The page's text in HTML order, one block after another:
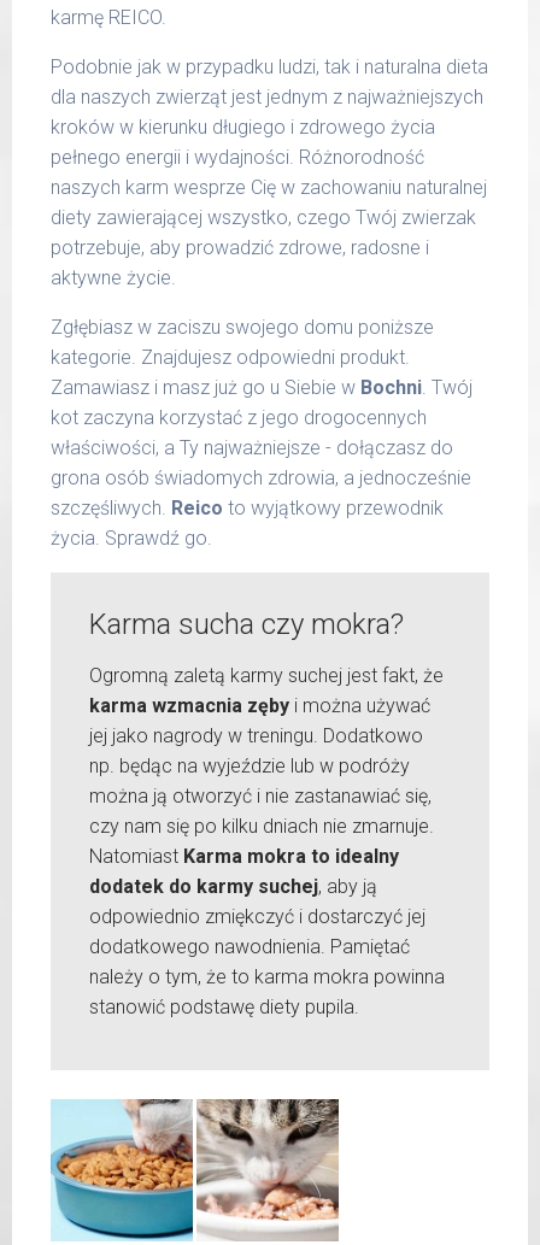
karmę REICO.
Podobnie jak w przypadku ludzi, tak i naturalna dieta
dla naszych zwierząt jest jednym z najważniejszych
kroków w kierunku długiego i zdrowego życia
pełnego energii i wydajności. Różnorodność
naszych karm wesprze Cię w zachowaniu naturalnej
diety zawierającej wszystko, czego Twój zwierzak
potrzebuje, aby prowadzić zdrowe, radosne i
aktywne życie.
Zgłębiasz w zaciszu swojego domu poniższe
kategorie. Znajdujesz odpowiedni produkt.
Zamawiasz i masz już go u Siebie w Bochni. Twój
kot zaczyna korzystać z jego drogocennych
właściwości, a Ty najważniejsze - dołączasz do
grona osób świadomych zdrowia, a jednocześnie
szczęśliwych. Reico to wyjątkowy przewodnik
życia. Sprawdź go.
Karma sucha czy mokra?
Ogromną zaletą karmy suchej jest fakt, że
karma wzmacnia zęby i można używać
jej jako nagrody w treningu. Dodatkowo
np. będąc na wyjeździe lub w podróży
można ją otworzyć i nie zastanawiać się,
czy nam się po kilku dniach nie zmarnuje.
Natomiast Karma mokra to idealny
dodatek do karmy suchej, aby ją
odpowiednio zmiękczyć i dostarczyć jej
dodatkowego nawodnienia. Pamiętać
należy o tym, że to karma mokra powinna
stanowić podstawę diety pupila.